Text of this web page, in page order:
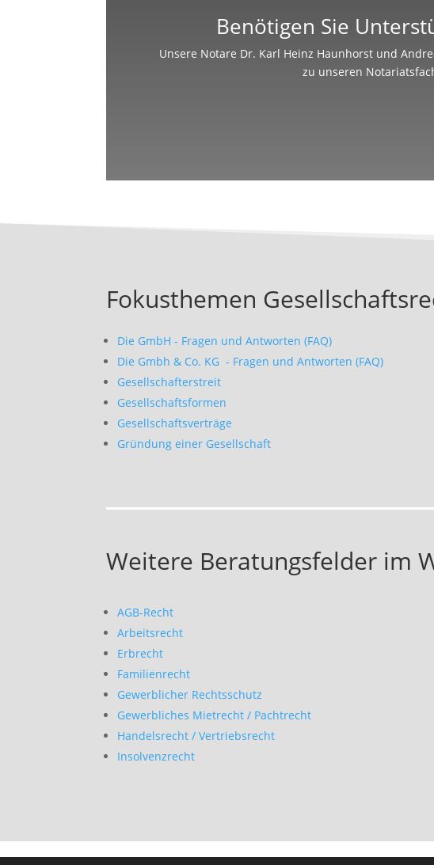
Benötigen Sie
Unsere Notare Dr. Karl Heinz Haunhorst und
zu unseren
Fokusthemen
Die GmbH - Fragen und Antworten (FAQ)
Die Gmbh & Co. KG - Fragen und Antworten (FAQ)
Gesellschafterstreit
Gesellschaftsformen
Gesellschaftsverträge
Gründung einer Gesellschaft
Weitere Beratungsfelder im
AGB-Recht
Arbeitsrecht
Erbrecht
Familienrecht
Gewerblicher Rechtsschutz
Gewerbliches Mietrecht / Pachtrecht
Handelsrecht / Vertriebsrecht
Insolvenzrecht